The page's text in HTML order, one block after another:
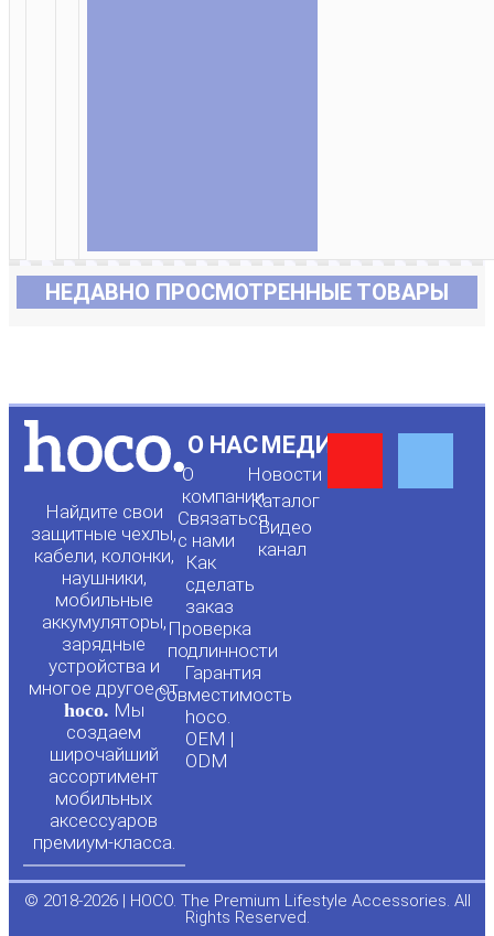
НЕДАВНО ПРОСМОТРЕННЫЕ ТОВАРЫ
Найдите свои
защитные чехлы,
кабели, колонки,
наушники,
мобильные
аккумуляторы,
зарядные
устройства и
многое другое от
hoco. Мы
создаем
широчайший
ассортимент
мобильных
аксессуаров
премиум-класса.
О НАС
О
компании
Связаться
с нами
Как
сделать
заказ
Проверка
подлинности
Гарантия
Совместимость
hoco.
OEM |
ODM
МЕДИА
Новости
Каталог
Видео
канал
-
© 2018-2026 | HOCO. The Premium Lifestyle Accessories. All
Rights Reserved.